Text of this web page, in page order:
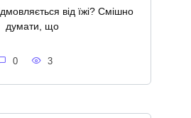
від їжі? Смішно
думати, що
0 3